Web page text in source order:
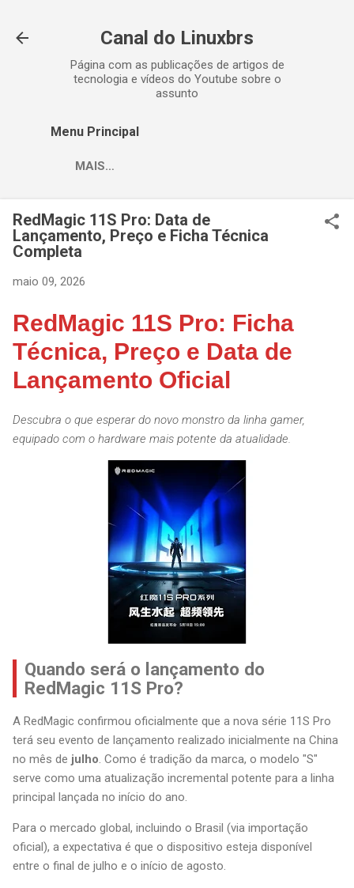
Canal do Linuxbrs
Página com as publicações de artigos de
tecnologia e vídeos do Youtube sobre o
assunto
Menu Principal
MAIS…
RedMagic 11S Pro: Data de
Lançamento, Preço e Ficha Técnica
Completa
maio 09, 2026
RedMagic 11S Pro: Ficha
Técnica, Preço e Data de
Lançamento Oficial
Descubra o que esperar do novo monstro da linha gamer,
equipado com o hardware mais potente da atualidade.
Quando será o lançamento do
RedMagic 11S Pro?
A RedMagic confirmou oficialmente que a nova série 11S Pro
terá seu evento de lançamento realizado inicialmente na China
no mês de julho. Como é tradição da marca, o modelo "S"
serve como uma atualização incremental potente para a linha
principal lançada no início do ano.
Para o mercado global, incluindo o Brasil (via importação
oficial), a expectativa é que o dispositivo esteja disponível
entre o final de julho e o início de agosto.